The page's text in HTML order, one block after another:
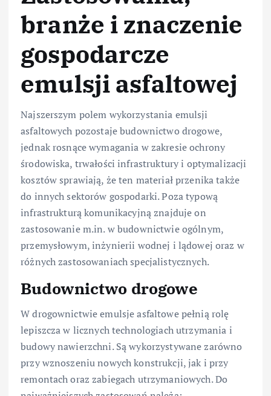
branże i znaczenie
gospodarcze
emulsji asfaltowej
Najszerszym polem wykorzystania emulsji
asfaltowych pozostaje budownictwo drogowe,
jednak rosnące wymagania w zakresie ochrony
środowiska, trwałości infrastruktury i optymalizacji
kosztów sprawiają, że ten materiał przenika także
do innych sektorów gospodarki. Poza typową
infrastrukturą komunikacyjną znajduje on
zastosowanie m.in. w budownictwie ogólnym,
przemysłowym, inżynierii wodnej i lądowej oraz w
różnych zastosowaniach specjalistycznych.
Budownictwo drogowe
W drogownictwie emulsje asfaltowe pełnią rolę
lepiszcza w licznych technologiach utrzymania i
budowy nawierzchni. Są wykorzystywane zarówno
przy wznoszeniu nowych konstrukcji, jak i przy
remontach oraz zabiegach utrzymaniowych. Do